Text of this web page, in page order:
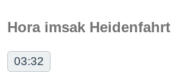
Hora imsak Heidenfahrt
03:32